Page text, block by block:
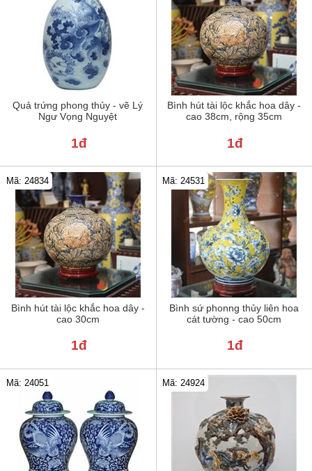
Quả trứng phong thủy - vẽ Lý
Ngư Vọng Nguyệt
1đ
Bình hút tài lộc khắc hoa dây -
cao 38cm, rộng 35cm
1đ
Bình hút tài lộc khắc hoa dây -
cao 30cm
Mã: 24834
1đ
Bình sứ phonng thủy liên hoa
cát tường - cao 50cm
Mã: 24531
1đ
Mã: 24051 Mã: 24924